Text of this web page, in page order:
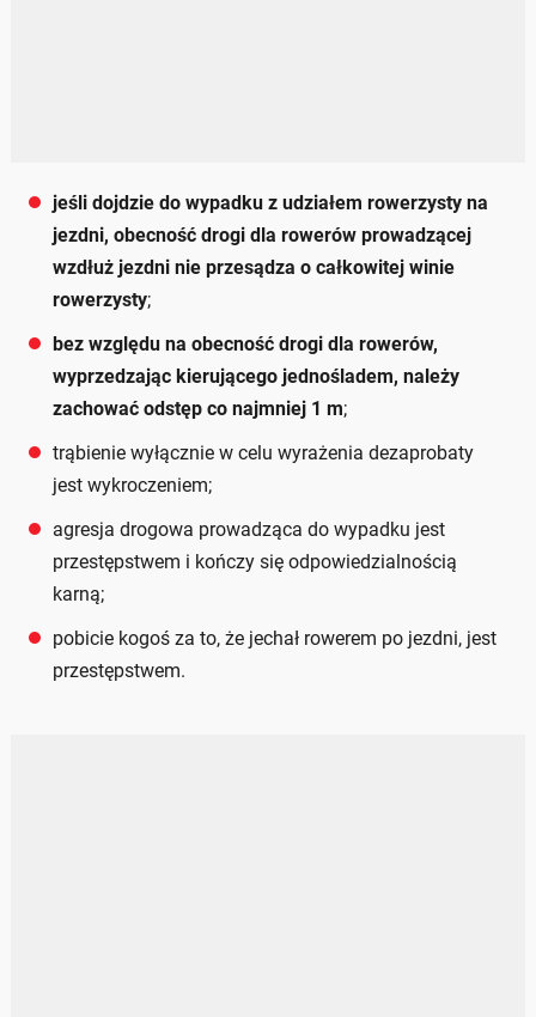
jeśli dojdzie do wypadku z udziałem rowerzysty na
jezdni, obecność drogi dla rowerów prowadzącej
wzdłuż jezdni nie przesądza o całkowitej winie
rowerzysty;
bez względu na obecność drogi dla rowerów,
wyprzedzając kierującego jednośladem, należy
zachować odstęp co najmniej 1 m;
trąbienie wyłącznie w celu wyrażenia dezaprobaty
jest wykroczeniem;
agresja drogowa prowadząca do wypadku jest
przestępstwem i kończy się odpowiedzialnością
karną;
pobicie kogoś za to, że jechał rowerem po jezdni, jest
przestępstwem.